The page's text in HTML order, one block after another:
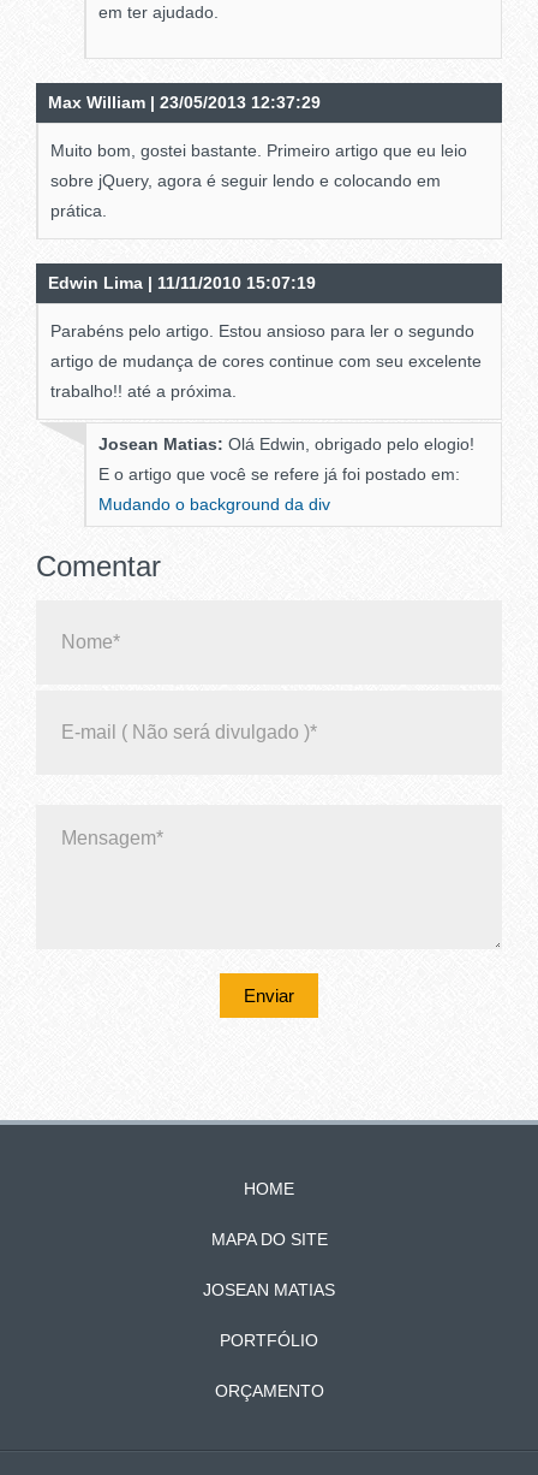
em ter ajudado.
Max William | 23/05/2013 12:37:29
Muito bom, gostei bastante. Primeiro artigo que eu leio
sobre jQuery, agora é seguir lendo e colocando em
prática.
Edwin Lima | 11/11/2010 15:07:19
Parabéns pelo artigo. Estou ansioso para ler o segundo
artigo de mudança de cores continue com seu excelente
trabalho!! até a próxima.
Josean Matias: Olá Edwin, obrigado pelo elogio!
E o artigo que você se refere já foi postado em:
Mudando o background da div
Comentar
Enviar
HOME
MAPA DO SITE
JOSEAN MATIAS
PORTFÓLIO
ORÇAMENTO